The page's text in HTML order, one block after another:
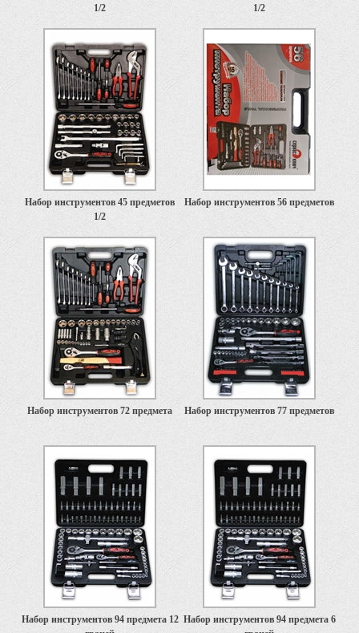
1/2
1/2
Набор инструментов 45 предметов
1/2
Набор инструментов 56 предметов
Набор инструментов 72 предмета Набор инструментов 77 предметов
Набор инструментов 94 предмета 12 Набор инструментов 94 предмета 6